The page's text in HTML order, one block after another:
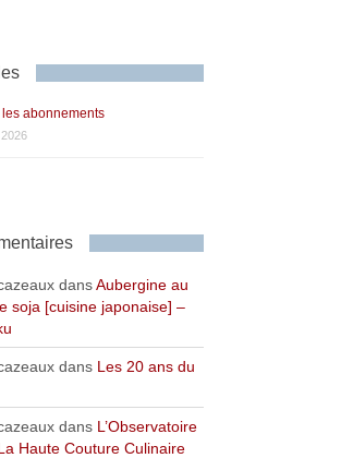
les abonnements
dansAubergine au
soja [cuisine japonaise] –
dans Les 20 ans du
dans L’Observatoire
Haute Couture Culinaire